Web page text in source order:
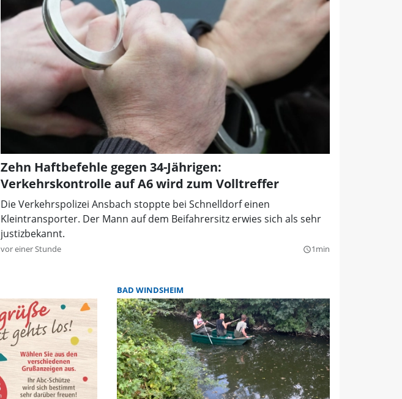
Zehn Haftbefehle gegen 34-Jährigen:
Verkehrskontrolle auf A6 wird zum Volltreffer
Die Verkehrspolizei Ansbach stoppte bei Schnelldorf einen
Kleintransporter. Der Mann auf dem Beifahrersitz erwies sich als sehr
justizbekannt.
vor einer Stunde query_builder1min
BAD WINDSHEIM